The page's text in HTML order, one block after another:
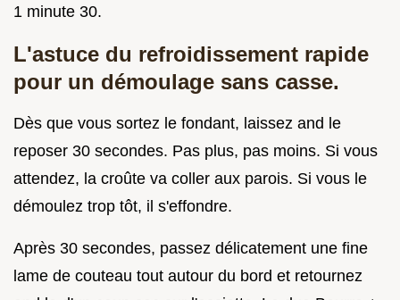
1 minute 30.
L'astuce du refroidissement rapide
pour un démoulage sans casse.
Dès que vous sortez le fondant, laissez and le
reposer 30 secondes. Pas plus, pas moins. Si vous
attendez, la croûte va coller aux parois. Si vous le
démoulez trop tôt, il s'effondre.
Après 30 secondes, passez délicatement une fine
lame de couteau tout autour du bord et retournez